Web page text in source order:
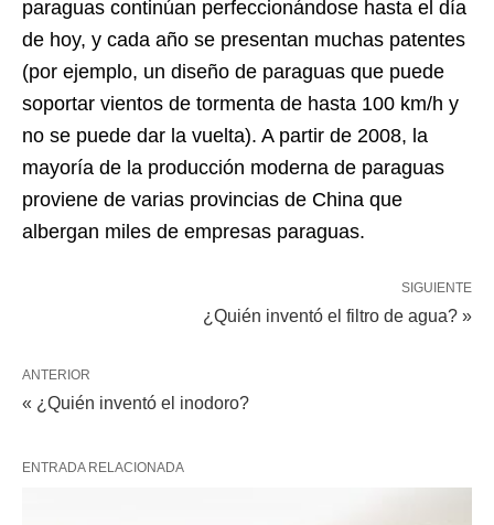
paraguas continúan perfeccionándose hasta el día
de hoy, y cada año se presentan muchas patentes
(por ejemplo, un diseño de paraguas que puede
soportar vientos de tormenta de hasta 100 km/h y
no se puede dar la vuelta). A partir de 2008, la
mayoría de la producción moderna de paraguas
proviene de varias provincias de China que
albergan miles de empresas paraguas.
SIGUIENTE
¿Quién inventó el filtro de agua? »
ANTERIOR
« ¿Quién inventó el inodoro?
ENTRADA RELACIONADA